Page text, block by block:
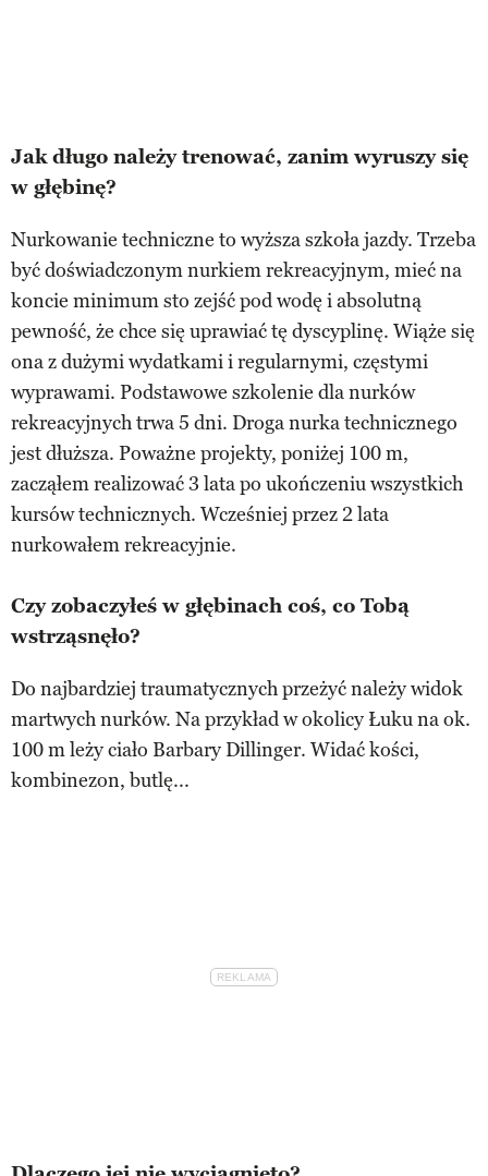
Jak długo należy trenować, zanim wyruszy się
w głębinę?
Nurkowanie techniczne to wyższa szkoła jazdy. Trzeba
być doświadczonym nurkiem rekreacyjnym, mieć na
koncie minimum sto zejść pod wodę i absolutną
pewność, że chce się uprawiać tę dyscyplinę. Wiąże się
ona z dużymi wydatkami i regularnymi, częstymi
wyprawami. Podstawowe szkolenie dla nurków
rekreacyjnych trwa 5 dni. Droga nurka technicznego
jest dłuższa. Poważne projekty, poniżej 100 m,
zacząłem realizować 3 lata po ukończeniu wszystkich
kursów technicznych. Wcześniej przez 2 lata
nurkowałem rekreacyjnie.
Czy zobaczyłeś w głębinach coś, co Tobą
wstrząsnęło?
Do najbardziej traumatycznych przeżyć należy widok
martwych nurków. Na przykład w okolicy Łuku na ok.
100 m leży ciało Barbary Dillinger. Widać kości,
kombinezon, butlę...